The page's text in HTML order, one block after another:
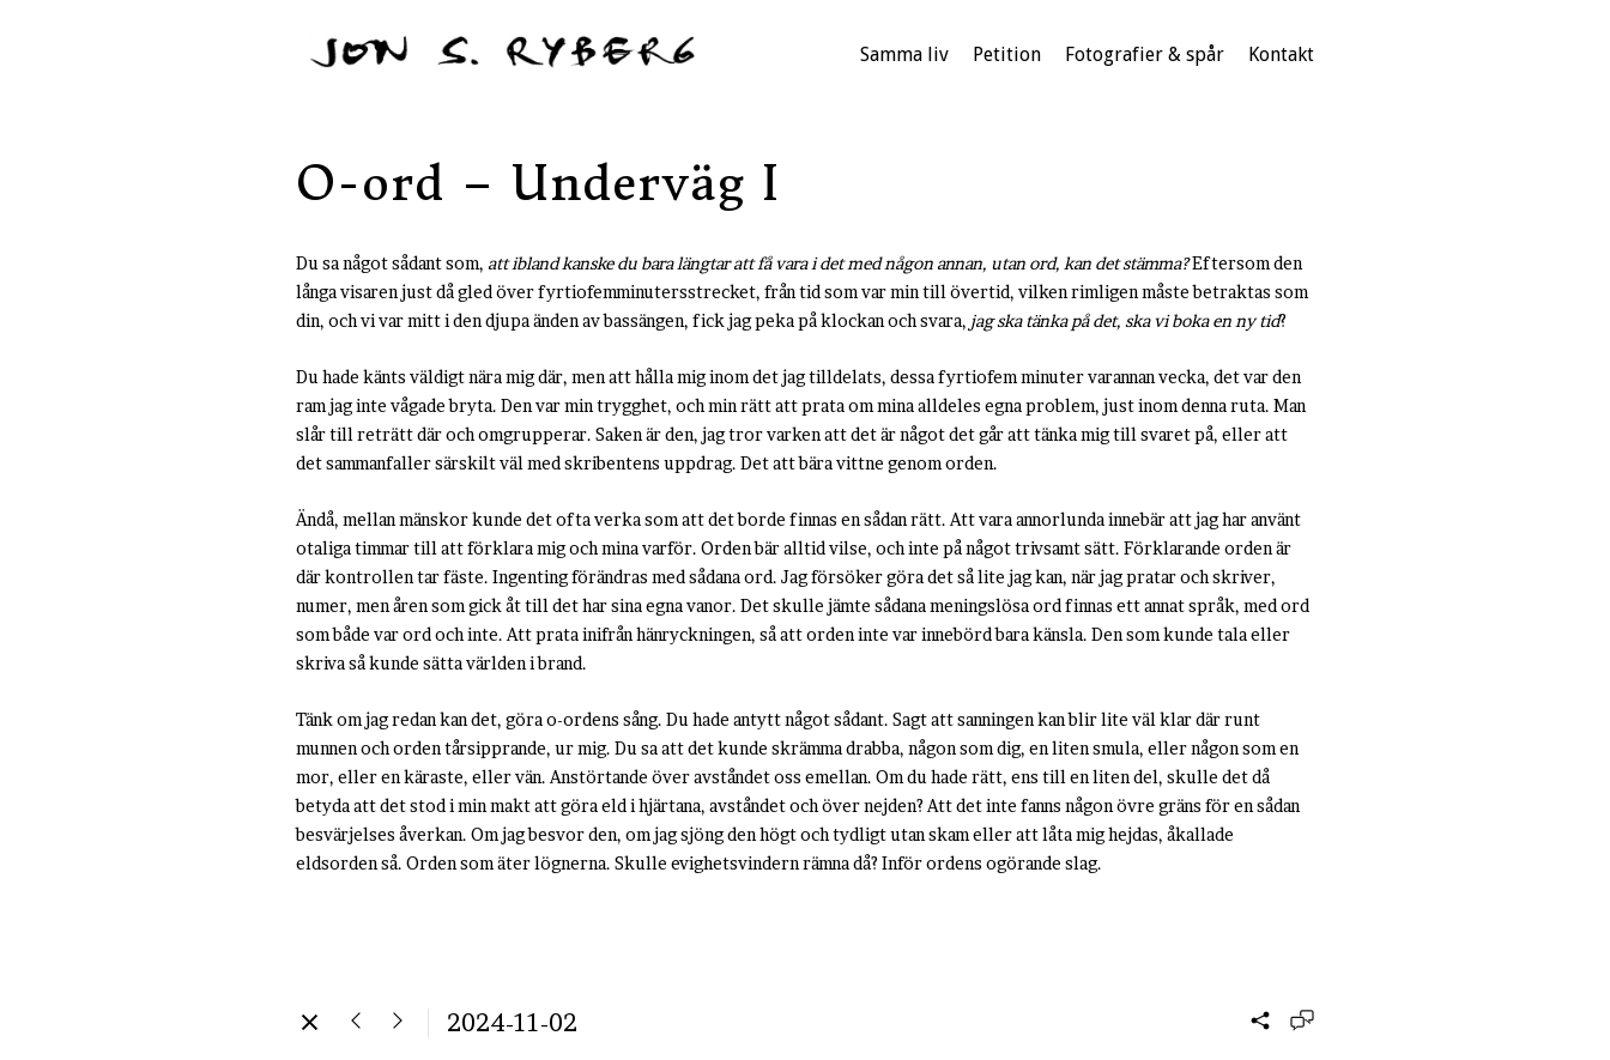
Samma liv Petition Fotografier & spår Kontakt
O-ord – Underväg I
Du sa något sådant som, att ibland kanske du bara längtar att få vara i det med någon annan, utan ord, kan det stämma?Eftersom den
långa visaren just då gled över fyrtiofemminutersstrecket, från tid som var min till övertid, vilken rimligen måste betraktas som
din, och vi var mitt i den djupa änden av bassängen, fick jag peka på klockan och svara, jag ska tänka på det, ska vi boka en ny tid?
Du hade känts väldigt nära mig där, men att hålla mig inom det jag tilldelats, dessa fyrtiofem minuter varannan vecka, det var den
ram jag inte vågade bryta. Den var min trygghet, och min rätt att prata om mina alldeles egna problem, just inom denna ruta. Man
slår till reträtt där och omgrupperar. Saken är den, jag tror varken att det är något det går att tänka mig till svaret på, eller att
det sammanfaller särskilt väl med skribentens uppdrag. Det att bära vittne genom orden.
Ändå, mellan mänskor kunde det ofta verka som att det borde finnas en sådan rätt. Att vara annorlunda innebär att jag har använt
otaliga timmar till att förklara mig och mina varför. Orden bär alltid vilse, och inte på något trivsamt sätt. Förklarande orden är
där kontrollen tar fäste. Ingenting förändras med sådana ord. Jag försöker göra det så lite jag kan, när jag pratar och skriver,
numer, men åren som gick åt till det har sina egna vanor. Det skulle jämte sådana meningslösa ord finnas ett annat språk, med ord
som både var ord och inte. Att prata inifrån hänryckningen, så att orden inte var innebörd bara känsla. Den som kunde tala eller
skriva så kunde sätta världen i brand.
Tänk om jag redan kan det, göra o-ordens sång. Du hade antytt något sådant. Sagt att sanningen kan blir lite väl klar där runt
munnen och orden tårsipprande, ur mig. Du sa att det kunde skrämma drabba, någon som dig, en liten smula, eller någon som en
mor, eller en käraste, eller vän. Anstörtande över avståndet oss emellan. Om du hade rätt, ens till en liten del, skulle det då
betyda att det stod i min makt att göra eld i hjärtana, avståndet och över nejden? Att det inte fanns någon övre gräns för en sådan
besvärjelses åverkan. Om jag besvor den, om jag sjöng den högt och tydligt utan skam eller att låta mig hejdas, åkallade
eldsorden så. Orden som äter lögnerna. Skulle evighetsvindern rämna då? Inför ordens ogörande slag.
2024-11-02